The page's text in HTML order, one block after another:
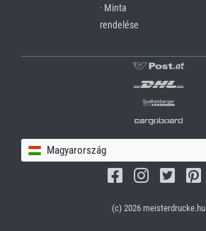
· Minta
rendelése
Magyarország
(c) 2026 meisterdrucke.hu